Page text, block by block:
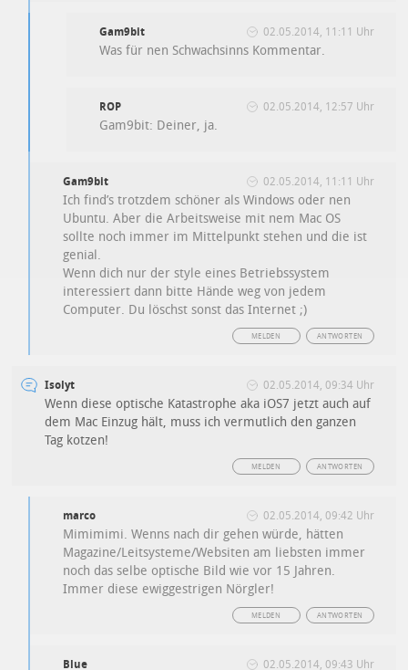
Gam9bit 02.05.2014, 11:11 Uhr
Was für nen Schwachsinns Kommentar.
ROP 02.05.2014, 12:57 Uhr
Gam9bit: Deiner, ja.
Gam9bit 02.05.2014, 11:11 Uhr
Ich find’s trotzdem schöner als Windows oder nen
Ubuntu. Aber die Arbeitsweise mit nem Mac OS
sollte noch immer im Mittelpunkt stehen und die ist
genial.
Wenn dich nur der style eines Betriebssystem
interessiert dann bitte Hände weg von jedem
Computer. Du löschst sonst das Internet ;)
ANTWORTEN
MELDEN
Isolyt 02.05.2014, 09:34 Uhr
Wenn diese optische Katastrophe aka iOS7 jetzt auch auf
dem Mac Einzug hält, muss ich vermutlich den ganzen
Tag kotzen!
ANTWORTEN
MELDEN
marco 02.05.2014, 09:42 Uhr
Mimimimi. Wenns nach dir gehen würde, hätten
Magazine/Leitsysteme/Websiten am liebsten immer
noch das selbe optische Bild wie vor 15 Jahren.
Immer diese ewiggestrigen Nörgler!
ANTWORTEN
MELDEN
Blue 02.05.2014, 09:43 Uhr